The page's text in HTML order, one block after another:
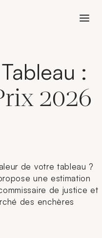
de Crédit Municipal
:
2026
de votre tableau ?
une estimation
de justice et
des enchères